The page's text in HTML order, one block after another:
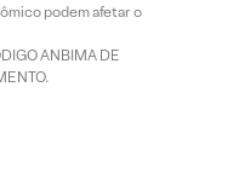
podem afetar o
ANBIMA DE